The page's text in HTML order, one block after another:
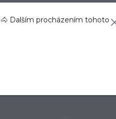
🐴 Dalším procházením tohoto